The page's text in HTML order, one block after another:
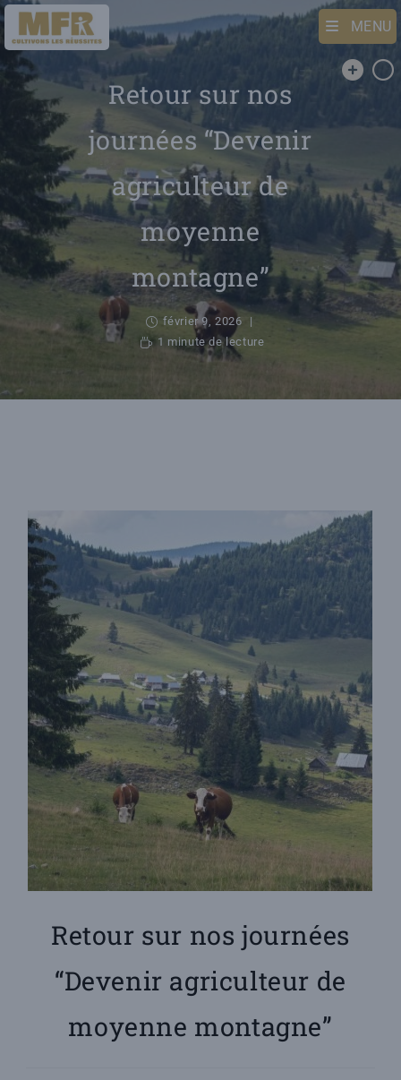
MENU
Retour sur nos
journées “Devenir
agriculteur de
moyenne
montagne”
février 9, 2026
1 minute de lecture
Retour sur nos journées
“Devenir agriculteur de
moyenne montagne”